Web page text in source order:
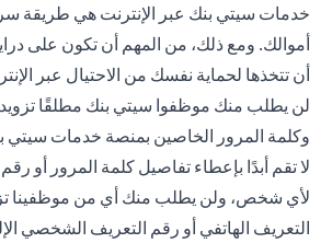
خدمات سيتي بنك عبر الإنترنت هي طريقة
أموالك. ومع ذلك، من المهم أن تكون على
أن تتخذها لحماية نفسك من الاحتيال عبر
لن يطلب منك موظفوا سيتي بنك مطلقًا
وكلمة المرور الخاصين بمنصة خدمات سيتي
لا تقم أبدًا بإعطاء تفاصيل كلمة المرور أو
لأي شخص، ولن يطلب منك أي من موظفينا
التعريف الهاتفي أو رقم التعريف الشخصي